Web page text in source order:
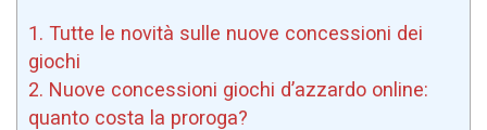
1. Tutte le novità sulle nuove concessioni dei
giochi
2. Nuove concessioni giochi d’azzardo online:
quanto costa la proroga?